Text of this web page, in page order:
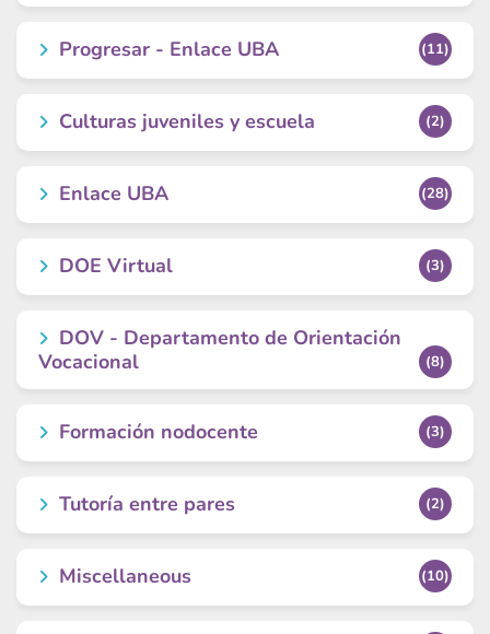
Progresar - Enlace UBA (11)
Culturas juveniles y escuela (2)
Enlace UBA (28)
DOE Virtual (3)
DOV - Departamento de Orientación
Vocacional
(8)
Formación nodocente (3)
Tutoría entre pares (2)
Miscellaneous (10)